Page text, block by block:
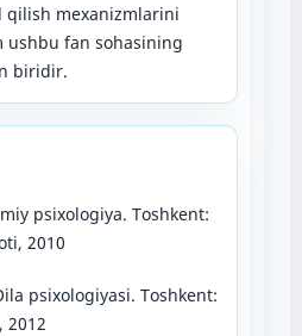
qilish mexanizmlarini
ushbu fan sohasining
biridir.
psixologiya. Toshkent:
2010
psixologiyasi. Toshkent:
2012